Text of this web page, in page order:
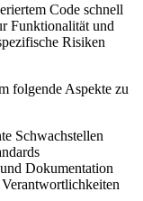
Code schnell
Funktionalität und
Risiken
folgende Aspekte zu
Schwachstellen
Dokumentation